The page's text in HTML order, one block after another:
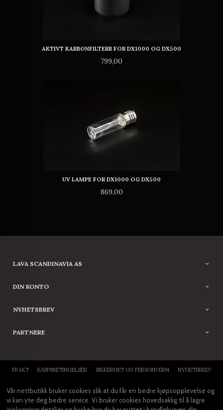
AKTIVT KARBONFILTERR FOR DX1000 OG DX500
Pris
799,00
UV LAMPE FOR DX1000 OG DX500
Pris
869,00
LAVA SCANDINAVIA AS
DIN KONTO
NYHETSBREV
PARTNERE
FRAKT KJØPSBETINGELSER SIKKERHET OG PERSONVERN NYHETSBREV
Vår nettbutikk bruker cookies slik at du får en bedre kjøpsopplevelse og
vi kan yte deg bedre service. Vi bruker cookies hovedsaklig til å lagre